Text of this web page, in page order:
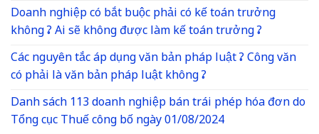
Doanh nghiệp có bắt buộc phải có kế toán trưởng
không ? Ai sẽ không được làm kế toán trưởng ?
Các nguyên tắc áp dụng văn bản pháp luật ? Công văn
có phải là văn bản pháp luật không ?
Danh sách 113 doanh nghiệp bán trái phép hóa đơn do
Tổng cục Thuế công bố ngày 01/08/2024